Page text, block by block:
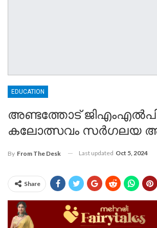
EDUCATION
അണ്ടത്തോട്
കലോത്സവം സർഗലയ
By From The Desk Last updated Oct 5, 2024
Share